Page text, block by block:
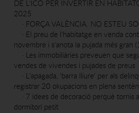
DE L'ICO PER INVERTIR EN
2025
· FORÇA VALÈNCIA. NO ESTEU
· El preu de l'habitatge en venda
novembre i s'anota la pujada més gran
· Les immobiliàries preveuen que
vendes de vivendes i pujades de preus
· L'apagada, 'barra lliure' per als
registrar 20 okupacions en plena
· 7 idees de decoració perquè tornis
dormitori petit